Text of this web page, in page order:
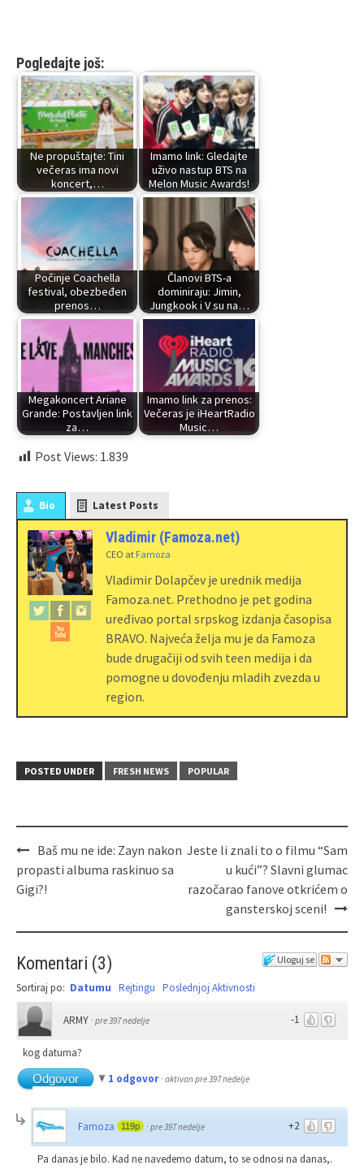
Pogledajte još:
Ne propuštajte: Tini
večeras ima novi
koncert,…
Imamo link: Gledajte
uživo nastup BTS na
Melon Music Awards!
Počinje Coachella
festival, obezbeđen
prenos…
Članovi BTS-a
dominiraju: Jimin,
Jungkook i V su na…
Megakoncert Ariane
Grande: Postavljen link
za…
Imamo link za prenos:
Večeras je iHeartRadio
Music…
Post Views: 1.839
Bio Latest Posts
Vladimir (Famoza.net)
CEO at Famoza
Vladimir Dolapčev je urednik medija
Famoza.net. Prethodno je pet godina
uređivao portal srpskog izdanja časopisa
BRAVO. Najveća želja mu je da Famoza
bude drugačiji od svih teen medija i da
pomogne u dovođenju mladih zvezda u
region.
POSTED UNDER FRESH NEWS POPULAR
Baš mu ne ide: Zayn nakon
propasti albuma raskinuo sa
Gigi?!
Jeste li znali to o filmu “Sam
u kući”? Slavni glumac
razočarao fanove otkrićem o
gansterskoj sceni!
Uloguj se
Komentari (3)
Sortiraj po: Datumu Rejtingu Poslednjoj Aktivnosti
-1
ARMY · pre 397 nedelje
kog datuma?
Odgovor
1 odgovor · aktivan pre 397 nedelje
+2
Famoza 119p · pre 397 nedelje
Pa danas je bilo. Kad ne navedemo datum, to se odnosi na danas,.